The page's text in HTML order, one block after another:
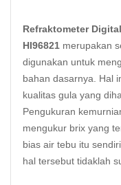
Refraktometer
HI96821 merupakan
digunakan untuk
bahan dasarnya. Hal
kualitas gula yang
Pengukuran
mengukur brix yang
bias air tebu itu
hal tersebut tidaklah